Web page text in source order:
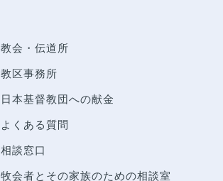
教会・伝道所
教区事務所
日本基督教団への献金
よくある質問
相談窓口
牧会者とその家族のための相談室